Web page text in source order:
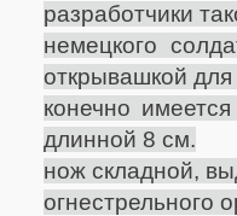
разработчики
немецкого
открывашкой для
конечно
длинной 8 см.
нож складной,
огнестрельного